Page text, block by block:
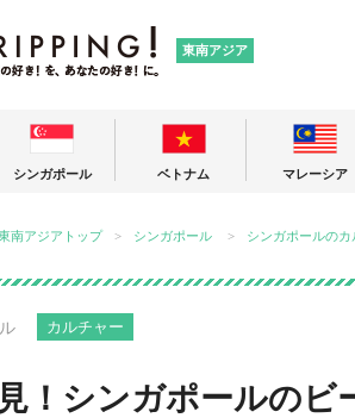
東南アジア
シンガポール ベトナム マレーシア
南アジアトップ シンガポール シンガポールのカ
カルチャー
！シンガポールのビ